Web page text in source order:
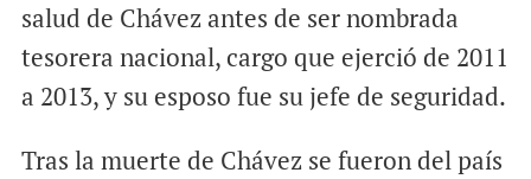
salud de Chávez antes de ser nombrada
tesorera nacional, cargo que ejerció de 2011
a 2013, y su esposo fue su jefe de seguridad.
Tras la muerte de Chávez se fueron del país